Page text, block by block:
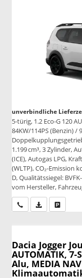
unverbindliche
5-türig, 1.2 Eco-G 120
84KW/114PS (Benzin) /
1.199 cm³, 3 Zylinder,
(ICE), Autogas LPG,
(WLTP), CO₂-Emission
D, Qualitätssiegel:
vom Hersteller,
Wir rufen Sie an
PDF-Datei,
Dacia Jogger
AUTOMATIK, 7-
Alu, MEDIA